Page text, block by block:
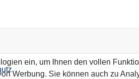
ein, um Ihnen den vollen
Werbung. Sie können auch zu